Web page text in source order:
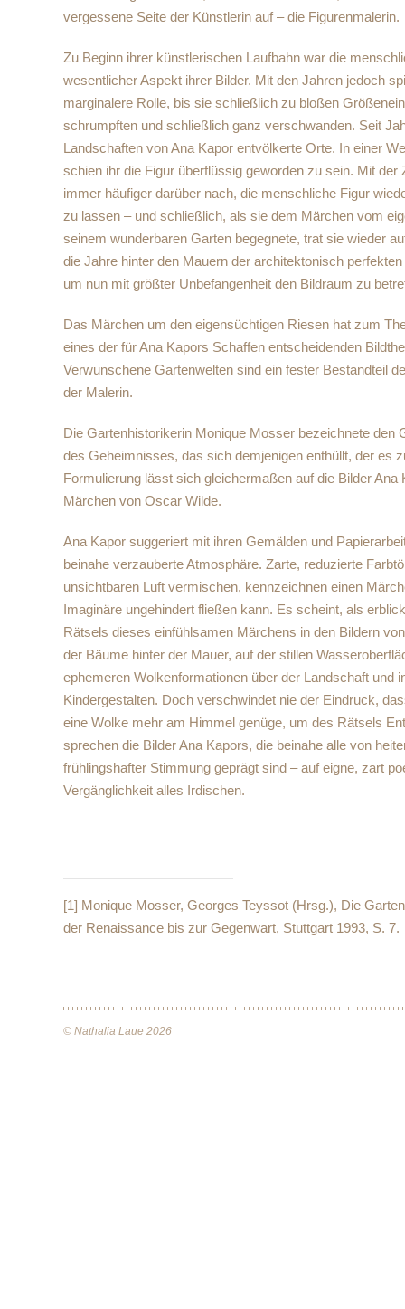
vergessene Seite der Künstlerin auf – die Figurenmalerin.
Zu Beginn ihrer künstlerischen Laufbahn war die
wesentlicher Aspekt ihrer Bilder. Mit den Jahren jedoch
marginalere Rolle, bis sie schließlich zu bloßen
schrumpften und schließlich ganz verschwanden. Seit
Landschaften von Ana Kapor entvölkerte Orte. In einer
schien ihr die Figur überflüssig geworden zu sein. Mit der
immer häufiger darüber nach, die menschliche Figur
zu lassen – und schließlich, als sie dem Märchen vom
seinem wunderbaren Garten begegnete, trat sie wieder
die Jahre hinter den Mauern der architektonisch
um nun mit größter Unbefangenheit den Bildraum zu
Das Märchen um den eigensüchtigen Riesen hat zum
eines der für Ana Kapors Schaffen entscheidenden
Verwunschene Gartenwelten sind ein fester Bestandteil
der Malerin.
Die Gartenhistorikerin Monique Mosser bezeichnete den
des Geheimnisses, das sich demjenigen enthüllt, der es
Formulierung lässt sich gleichermaßen auf die Bilder Ana
Märchen von Oscar Wilde.
Ana Kapor suggeriert mit ihren Gemälden und
beinahe verzauberte Atmosphäre. Zarte, reduzierte
unsichtbaren Luft vermischen, kennzeichnen einen
Imaginäre ungehindert fließen kann. Es scheint, als
Rätsels dieses einfühlsamen Märchens in den Bildern
der Bäume hinter der Mauer, auf der stillen
ephemeren Wolkenformationen über der Landschaft und
Kindergestalten. Doch verschwindet nie der Eindruck,
eine Wolke mehr am Himmel genüge, um des Rätsels
sprechen die Bilder Ana Kapors, die beinahe alle von
frühlingshafter Stimmung geprägt sind – auf eigne, zart
Vergänglichkeit alles Irdischen.
[1] Monique Mosser, Georges Teyssot (Hrsg.), Die
der Renaissance bis zur Gegenwart, Stuttgart 1993, S. 7.
© Nathalia Laue 2026